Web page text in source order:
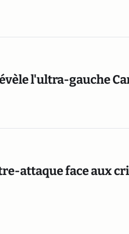
l'ultra-gauche
attaque face aux